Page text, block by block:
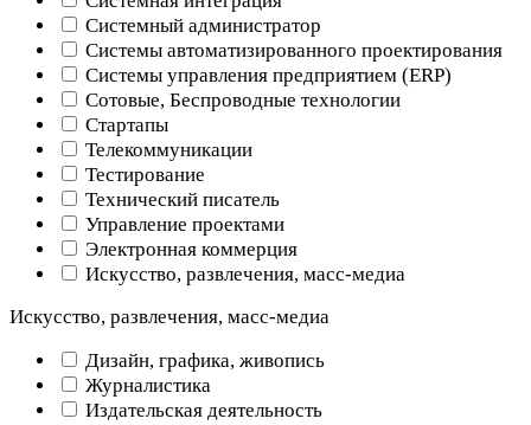
Системный администратор
Системы автоматизированного проектирования
Системы управления предприятием (ERP)
Сотовые, Беспроводные технологии
Стартапы
Телекоммуникации
Тестирование
Технический писатель
Управление проектами
Электронная коммерция
Искусство, развлечения, масс-медиа
Искусство, развлечения, масс-медиа
Дизайн, графика, живопись
Журналистика
Издательская деятельность